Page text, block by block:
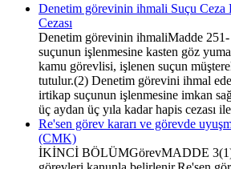
Denetim görevinin ihmali Suçu Ceza
Cezası
Denetim görevinin ihmaliMadde
suçunun işlenmesine kasten göz
kamu görevlisi, işlenen suçun
tutulur.(2) Denetim görevini ihmal
irtikap suçunun işlenmesine imkan
üç aydan üç yıla kadar hapis cezası ile
Re'sen görev kararı ve görevde
(CMK)
İKİNCİ BÖLÜMGörevMADDE